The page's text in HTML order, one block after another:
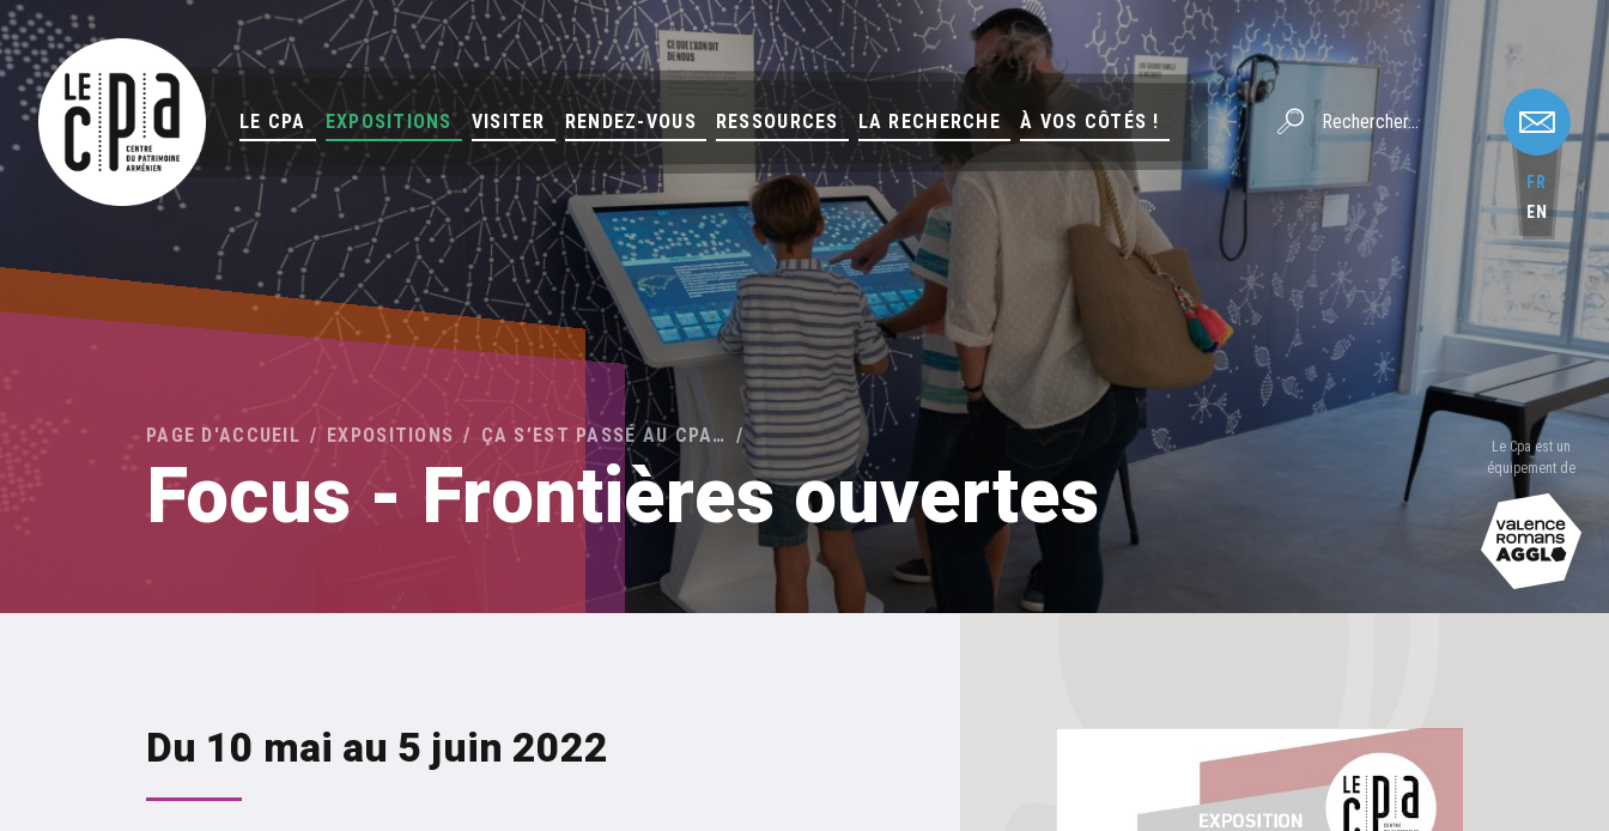
LE CPA EXPOSITIONS VISITER RENDEZ-VOUS RESSOURCES LA RECHERCHE À VOS CÔTÉS !
FR
EN
Le Cpa est un
équipement de
PAGE D'ACCUEIL EXPOSITIONS ÇA S’EST PASSÉ AU CPA…
Focus - Frontières ouvertes
Du 10 mai au 5 juin 2022